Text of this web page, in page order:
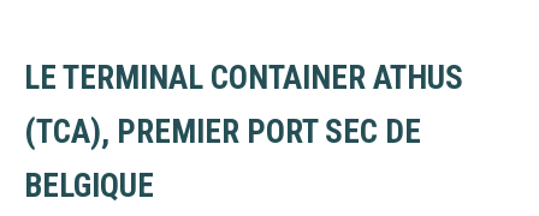
LE TERMINAL CONTAINER ATHUS
(TCA), PREMIER PORT SEC DE
BELGIQUE